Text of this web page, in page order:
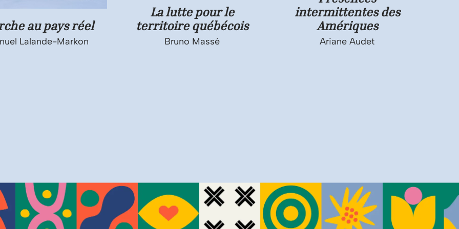
au pays réel
Lalande-Markon
La lutte pour le
territoire québécois
Bruno Massé
intermittentes des
Amériques
Ariane Audet